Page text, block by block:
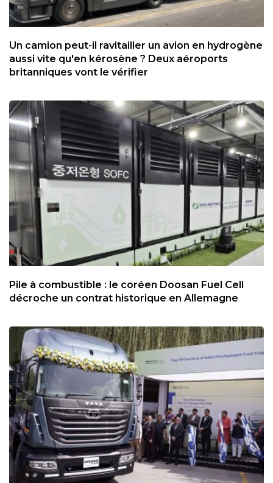
Un camion peut-il ravitailler un avion en hydrogène
aussi vite qu'en kérosène ? Deux aéroports
britanniques vont le vérifier
Pile à combustible : le coréen Doosan Fuel Cell
décroche un contrat historique en Allemagne